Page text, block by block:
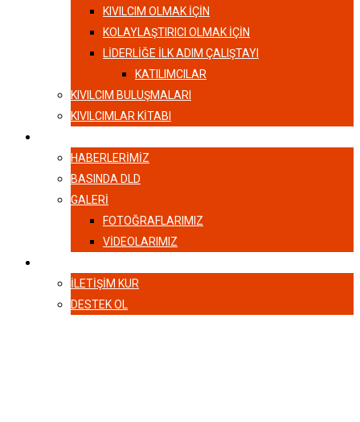
KIVILCIM OLMAK İÇİN
KOLAYLAŞTIRICI OLMAK İÇİN
LIDERLIĞE İLK ADIM ÇALIŞTAYI
KATILIMCILAR
KIVILCIM BULUŞMALARI
KIVILCIMLAR KITABI
HABERLERIMIZ
BASINDA DLD
GALERI
FOTOĞRAFLARIMIZ
VIDEOLARIMIZ
İLETIŞIM KUR
DESTEK OL